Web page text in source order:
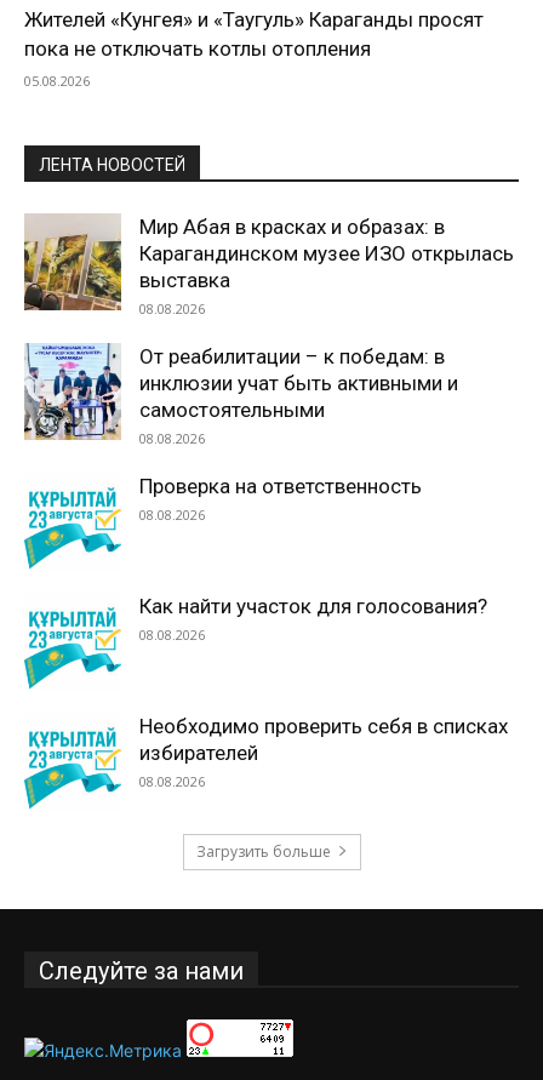
Жителей «Кунгея» и «Таугуль» Караганды просят
пока не отключать котлы отопления
05.08.2026
ЛЕНТА НОВОСТЕЙ
Мир Абая в красках и образах: в
Карагандинском музее ИЗО открылась
выставка
08.08.2026
От реабилитации – к победам: в
инклюзии учат быть активными и
самостоятельными
08.08.2026
Проверка на ответственность
08.08.2026
Как найти участок для голосования?
08.08.2026
Необходимо проверить себя в списках
избирателей
08.08.2026
Загрузить больше
Следуйте за нами